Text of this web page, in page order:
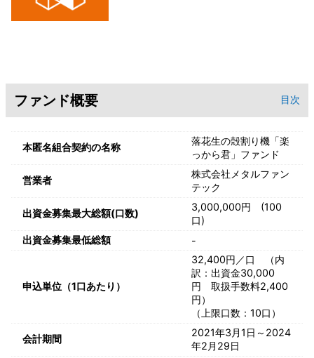
ファンド概要 目次
本匿名組合契約の名称
落花生の殻割り機「楽
っから君」ファンド
営業者
株式会社メタルファン
テック
出資金募集最大総額(口数)
3,000,000円 (100
口)
出資金募集最低総額
-
申込単位（1口あたり）
32,400円／口 （内
訳：出資金30,000
円 取扱手数料2,400
円）
（上限口数：10口）
会計期間
2021年3月1日～2024
年2月29日